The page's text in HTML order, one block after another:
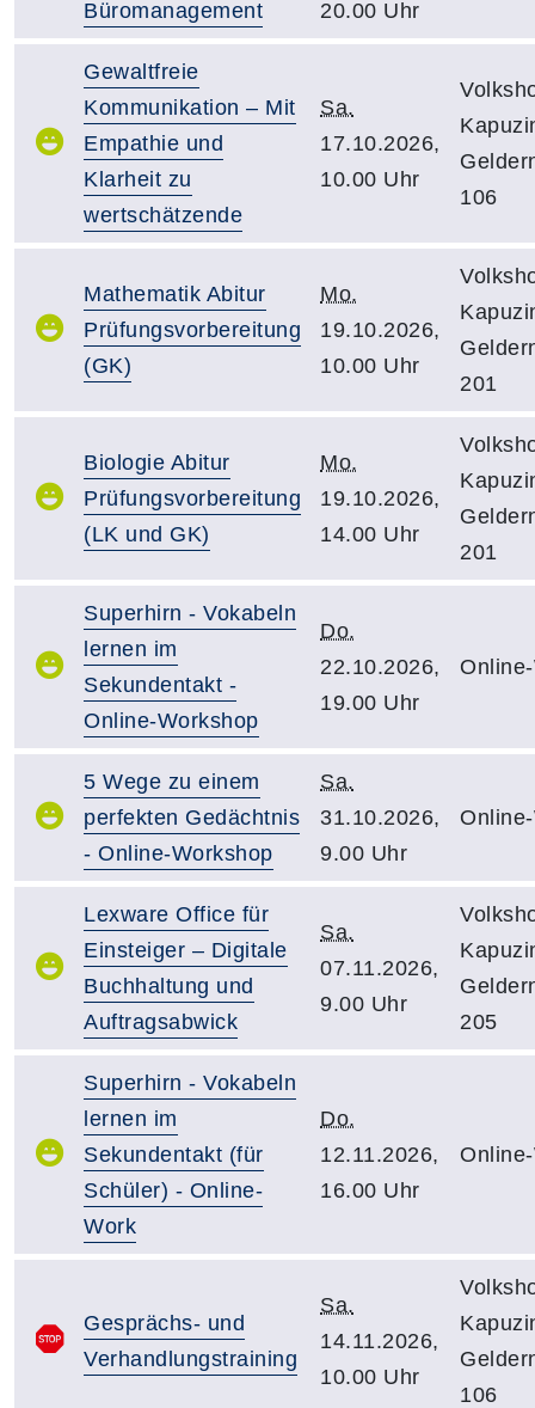
Büromanagement 20.00 Uhr
Gewaltfreie
Kommunikation – Mit
Empathie und
Klarheit zu
wertschätzende
Sa.
17.10.2026,
10.00 Uhr
106
Mathematik Abitur
Prüfungsvorbereitung
(GK)
Mo.
19.10.2026,
10.00 Uhr
201
Biologie Abitur
Prüfungsvorbereitung
(LK und GK)
Mo.
19.10.2026,
14.00 Uhr
201
Superhirn - Vokabeln
lernen im
Sekundentakt -
Online-Workshop
Do.
22.10.2026,
19.00 Uhr
5 Wege zu einem
perfekten Gedächtnis
- Online-Workshop
Sa.
31.10.2026,
9.00 Uhr
Lexware Office für
Einsteiger – Digitale
Buchhaltung und
Auftragsabwick
Sa.
07.11.2026,
9.00 Uhr
205
Superhirn - Vokabeln
lernen im
Sekundentakt (für
Schüler) - Online-
Work
Do.
12.11.2026,
16.00 Uhr
Gesprächs- und
Verhandlungstraining
Sa.
14.11.2026,
10.00 Uhr
106